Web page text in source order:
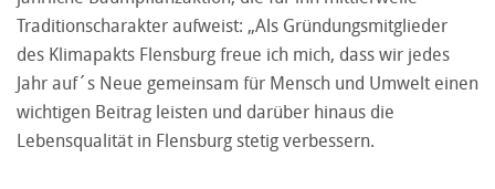
Traditionscharakter aufweist: „Als Gründungsmitglieder
des Klimapakts Flensburg freue ich mich, dass wir jedes
Jahr auf´s Neue gemeinsam für Mensch und Umwelt einen
wichtigen Beitrag leisten und darüber hinaus die
Lebensqualität in Flensburg stetig verbessern.